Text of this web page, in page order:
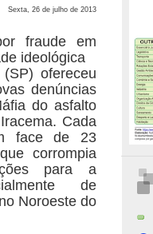
Sexta, 26 de julho de 2013
fraude em
ideológica
ofereceu
denúncias
do asfalto
Cada
face de 23
corrompia
para a
de
Noroeste do